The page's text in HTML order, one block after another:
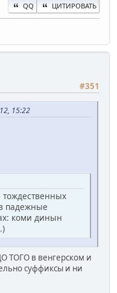
QQ ЦИТИРОВАТЬ
#351
15:22
тождественных
падежные
коми динын
ТОГО в венгерском и
суффиксы и ни